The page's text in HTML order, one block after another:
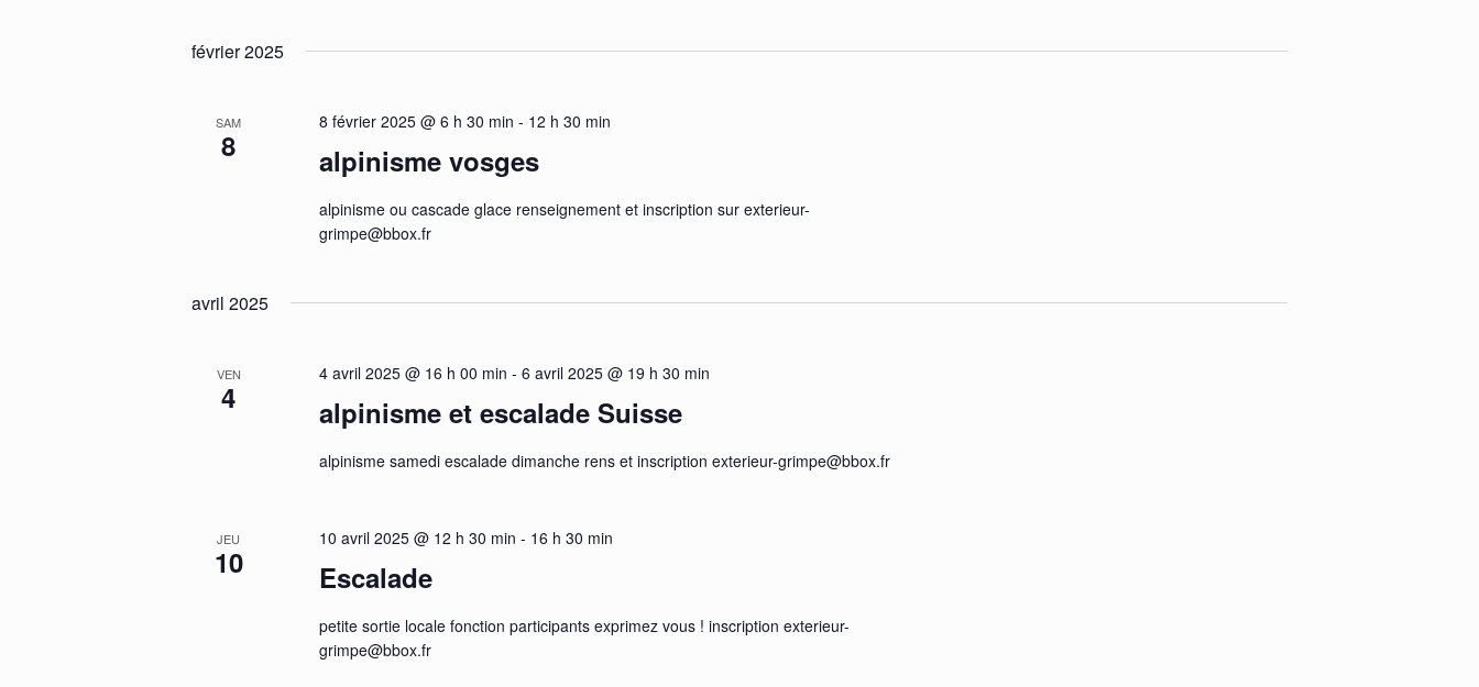
février 2025
SAM
8
8 février 2025 @ 6 h 30 min - 12 h 30 min
alpinisme vosges
alpinisme ou cascade glace renseignement et inscription sur exterieur-
grimpe@bbox.fr
avril 2025
VEN
4
4 avril 2025 @ 16 h 00 min - 6 avril 2025 @ 19 h 30 min
alpinisme et escalade Suisse
alpinisme samedi escalade dimanche rens et inscription exterieur-grimpe@bbox.fr
JEU
10
10 avril 2025 @ 12 h 30 min - 16 h 30 min
Escalade
petite sortie locale fonction participants exprimez vous ! inscription exterieur-
grimpe@bbox.fr